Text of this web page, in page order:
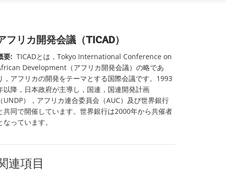
フリカ開発会議（TICAD）
要: TICADとは，Tokyo International Conference on
Development（アフリカ開発会議）の略であ
，アフリカの開発をテーマとする国際会議です。1993
以降，日本政府が主導し，国連，国連開発計画
（UNDP），アフリカ連合委員会（AUC）及び世界銀行
共同で開催しています。世界銀行は2000年から共催者
なっています。
連項目